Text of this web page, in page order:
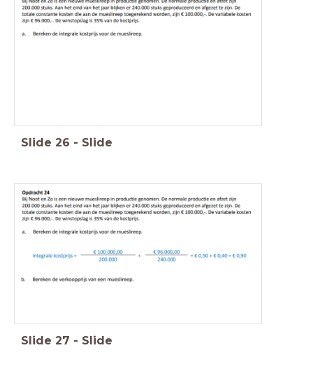
Slide 26 - Slide
Verkoopprijs: € 90 + 35% = € 1,22
Slide 27 - Slide